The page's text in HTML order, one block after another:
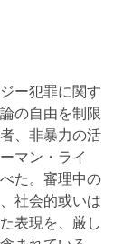
ー犯罪に関す
の自由を制限
、非暴力の活
マン・ライ
た。審理中の
社会的或いは
表現を、厳し